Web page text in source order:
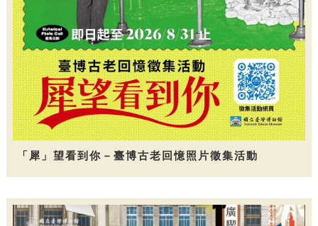
「犀」望看到你－臺博古老回憶照片徵集活動